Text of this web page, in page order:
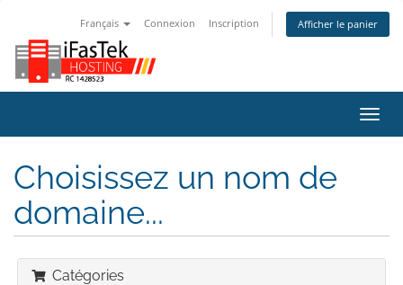
Français Connexion Inscription Afficher le panier
la
Choisissez un nom de
domaine...
Catégories